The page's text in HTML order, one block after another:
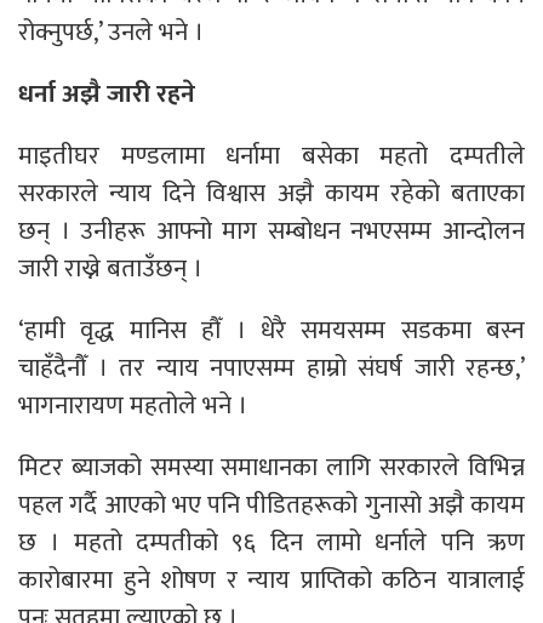
रोक्नुपर्छ,’ उनले भने ।
धर्ना अझै जारी रहने
माइतीघर मण्डलामा धर्नामा बसेका महतो दम्पतीले
सरकारले न्याय दिने विश्वास अझै कायम रहेको बताएका
छन् । उनीहरू आफ्नो माग सम्बोधन नभएसम्म आन्दोलन
जारी राख्ने बताउँछन् ।
‘हामी वृद्ध मानिस हौँ । धेरै समयसम्म सडकमा बस्न
चाहँदैनौँ । तर न्याय नपाएसम्म हाम्रो संघर्ष जारी रहन्छ,’
भागनारायण महतोले भने ।
मिटर ब्याजको समस्या समाधानका लागि सरकारले विभिन्न
पहल गर्दै आएको भए पनि पीडितहरूको गुनासो अझै कायम
छ । महतो दम्पतीको ९६ दिन लामो धर्नाले पनि ऋण
कारोबारमा हुने शोषण र न्याय प्राप्तिको कठिन यात्रालाई